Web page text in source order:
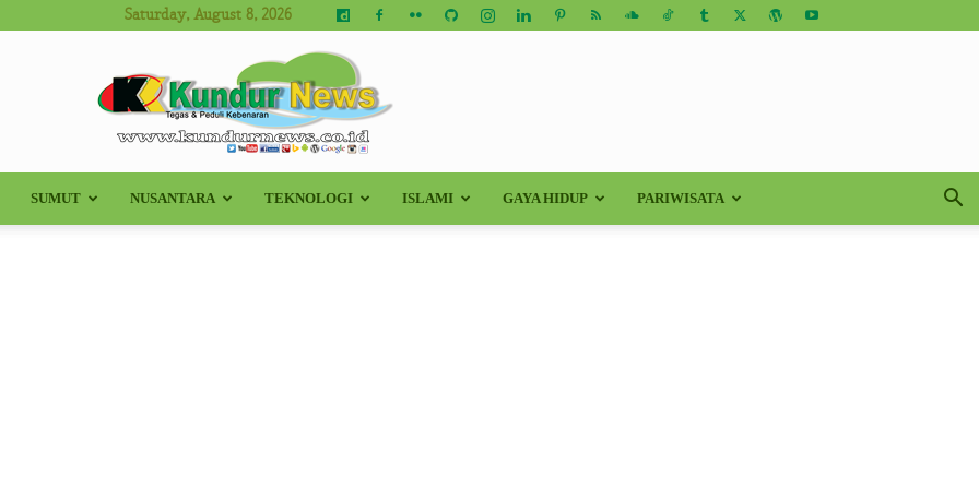
Saturday, August 8, 2026
Kundur
SUMUT NUSANTARA TEKNOLOGI ISLAMI GAYA HIDUP PARIWISATA